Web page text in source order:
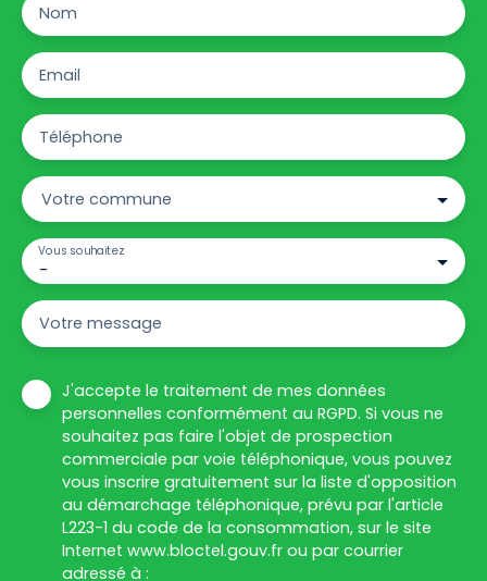
Nom
Email
Téléphone
Votre commune
-
Vous souhaitez
Votre message
J'accepte le traitement de mes données
personnelles conformément au RGPD. Si vous ne
souhaitez pas faire l'objet de prospection
commerciale par voie téléphonique, vous pouvez
vous inscrire gratuitement sur la liste d'opposition
au démarchage téléphonique, prévu par l'article
L223-1 du code de la consommation, sur le site
Internet www.bloctel.gouv.fr ou par courrier
adressé à :